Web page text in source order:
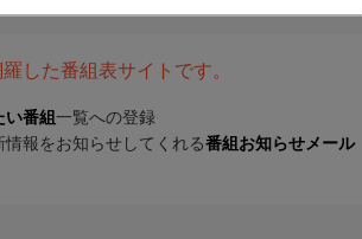
した番組表サイトです。
い番組一覧への登録
報をお知らせしてくれる番組お知らせメール